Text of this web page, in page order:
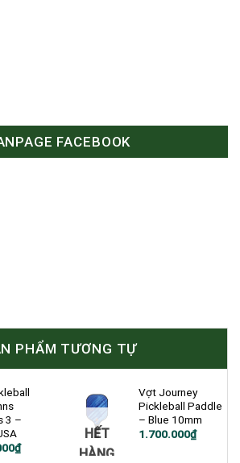
FACEBOOK
PHẨM TƯƠNG TỰ
3 –
₫
HẾT
HÀNG
Vợt Journey
Pickleball Paddle
– Blue 10mm
Giá
1.700.000₫
Giá